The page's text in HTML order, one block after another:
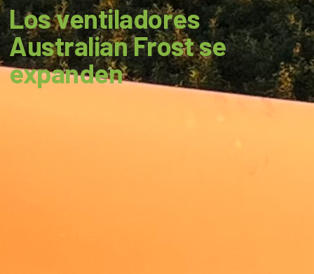
Los ventiladores
Australian Frost se
expanden